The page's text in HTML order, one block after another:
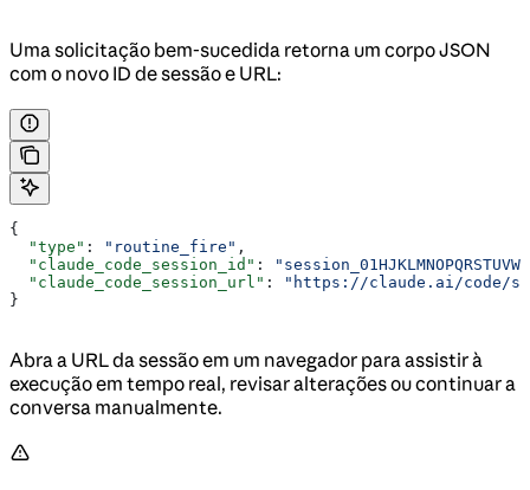
Uma solicitação bem-sucedida retorna um corpo JSON
com o novo ID de sessão e URL:
{
  "type"
: "routine_fire" ,
  "claude_code_session_id"
:
  "claude_code_session_url"
:
"https://claude.ai/code/
}
Abra a URL da sessão em um navegador para assistir à
execução em tempo real, revisar alterações ou continuar a
conversa manualmente.